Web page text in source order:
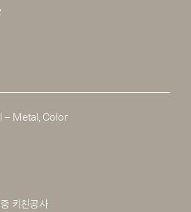
– Metal, Color
키친공사